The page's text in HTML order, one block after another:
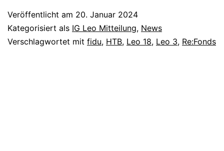
HTB-
Gruppe
Veröffentlicht am 20. Januar 2024
Kategorisiert als IG Leo Mitteilung, News
Verschlagwortet mit fidu, HTB, Leo 18, Leo 3, Re:Fonds